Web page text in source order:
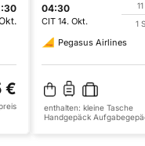
€
04:30
CIT 14. Okt.
1
Pegasus Airlines
enthalten: kleine Tasche
Handgepäck